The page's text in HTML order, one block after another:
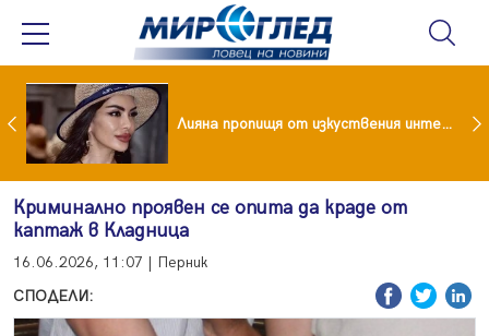
Популярен риалити герой заряза жена си заради друга Лияна пропищя от изкуствения интелект
Криминално проявен се опита да краде от
каптаж в Кладница
16.06.2026, 11:07 | Перник
СПОДЕЛИ: